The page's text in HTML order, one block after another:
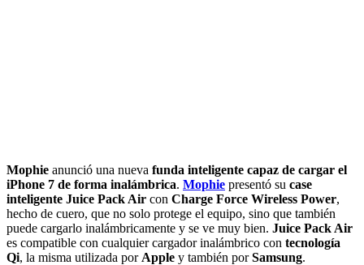
Mophie anunció una nueva funda inteligente capaz de cargar el
iPhone 7 de forma inalámbrica. Mophie presentó su case
inteligente Juice Pack Air con Charge Force Wireless Power,
hecho de cuero, que no solo protege el equipo, sino que también
puede cargarlo inalámbricamente y se ve muy bien. Juice Pack Air
es compatible con cualquier cargador inalámbrico con tecnología
Qi, la misma utilizada por Apple y también porSamsung.